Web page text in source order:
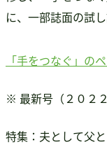
に、一部誌面の試
「手をつなぐ」の
※ 最新号（２０２
特集：夫として父
支援のお願い